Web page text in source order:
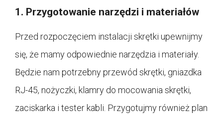
1. Przygotowanie narzędzi i materiałów
Przed rozpoczęciem instalacji skrętki upewnijmy
się, że mamy odpowiednie narzędzia i materiały.
Będzie nam potrzebny przewód skrętki, gniazdka
RJ-45, nożyczki, klamry do mocowania skrętki,
zaciskarka i tester kabli. Przygotujmy również plan